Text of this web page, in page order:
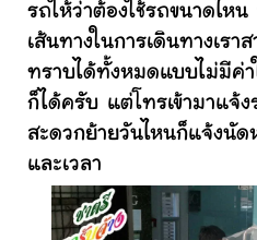
รถให้ว่าต้องใช้รถขนาดไห
เส้นทางในการเดินทางเร
ทราบได้ทั้งหมดแบบไม่มีค่า
ก็ได้ครับ แต่โทรเข้ามาแจ้ง
สะดวกย้ายวันไหนก็แจ้งนั
และเวลา